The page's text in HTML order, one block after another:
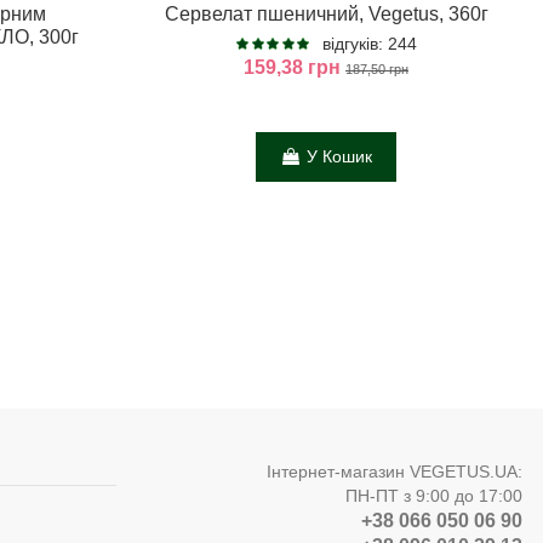
300г
Сервелат пшеничний, Vegetus, 360г
відгуків: 244
159,38 грн 187,50 грн
У Кошик
Інтернет-магазин VEGETUS.UA:
ПН-ПТ з 9:00 до 17:00
+38 066 050 06 90